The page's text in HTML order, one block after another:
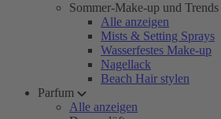
Sommer-Make-up und Trends
Alle anzeigen
Mists & Setting Sprays
Wasserfestes Make-up
Nagellack
Beach Hair stylen
Parfum
Alle anzeigen